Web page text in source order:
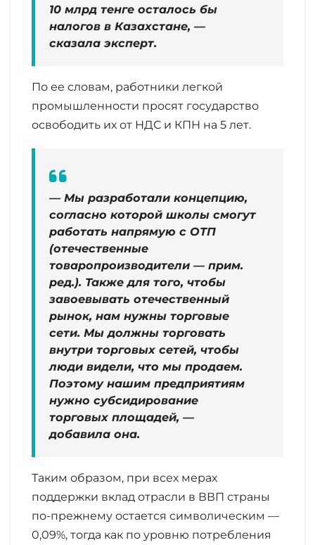
10 млрд тенге осталось бы
налогов в Казахстане, —
сказала эксперт.
По ее словам, работники легкой
промышленности просят государство
освободить их от НДС и КПН на 5 лет.
— Мы разработали концепцию,
согласно которой школы смогут
работать напрямую с ОТП
(отечественные
товаропроизводители — прим.
ред.). Также для того, чтобы
завоевывать отечественный
рынок, нам нужны торговые
сети. Мы должны торговать
внутри торговых сетей, чтобы
люди видели, что мы продаем.
Поэтому нашим предприятиям
нужно субсидирование
торговых площадей, —
добавила она.
Таким образом, при всех мерах
поддержки вклад отрасли в ВВП страны
по-прежнему остается символическим —
0,09%, тогда как по уровню потребления